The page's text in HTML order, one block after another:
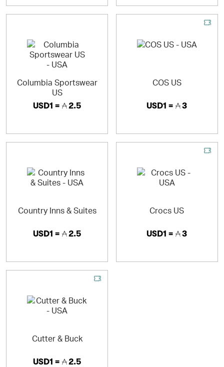
Columbia Sportswear
US
USD1 = 2.5
COS US
USD1 = 3
Country Inns & Suites
USD1 = 2.5
Crocs US
USD1 = 3
Cutter & Buck
USD1 = 2.5